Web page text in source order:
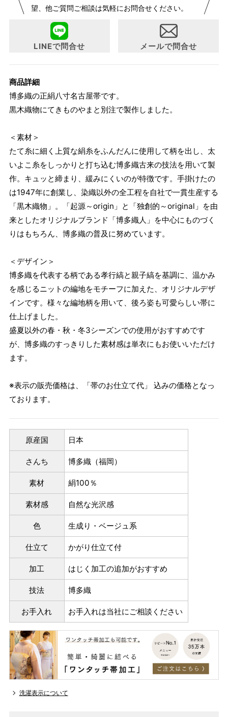
望、他ご質問ご相談は気軽にお問合せください。
LINEで問合せ メールで問合せ
商品詳細
博多織の正絹八寸名古屋帯です。
黒木織物にてきものやまと別注で製作しました。
＜素材＞
たて糸に細く上質な絹糸をふんだんに使用して柄を出し、太
いよこ糸をしっかりと打ち込む博多織古来の技法を用いて製
作。キュッと締まり、緩みにくいのが特徴です。手掛けたの
は1947年に創業し、染織以外の全工程を自社で一貫生産する
「黒木織物」。「起源～origin」と「独創的～original」を由
来としたオリジナルブランド「博多織人」を中心にものづく
りはもちろん、博多織の普及に努めています。
＜デザイン＞
博多織を代表する柄である孝行縞と親子縞を基調に、温かみ
を感じるニットの編地をモチーフに加えた、オリジナルデザ
インです。様々な編地柄を用いて、後ろ姿も可愛らしい帯に
仕上げました。
盛夏以外の春・秋・冬3シーズンでの使用がおすすめです
が、博多織のすっきりした素材感は単衣にもお使いいただけ
ます。
※表示の販売価格は、「帯のお仕立て代」 込みの価格となっ
ております。
原産国 日本
さんち 博多織（福岡）
素材 絹100％
素材感 自然な光沢感
色 生成り・ベージュ系
仕立て かがり仕立て付
加工 はじく加工の追加がおすすめ
技法 博多織
お手入れ お手入れは当社にご相談ください
洗濯表示について